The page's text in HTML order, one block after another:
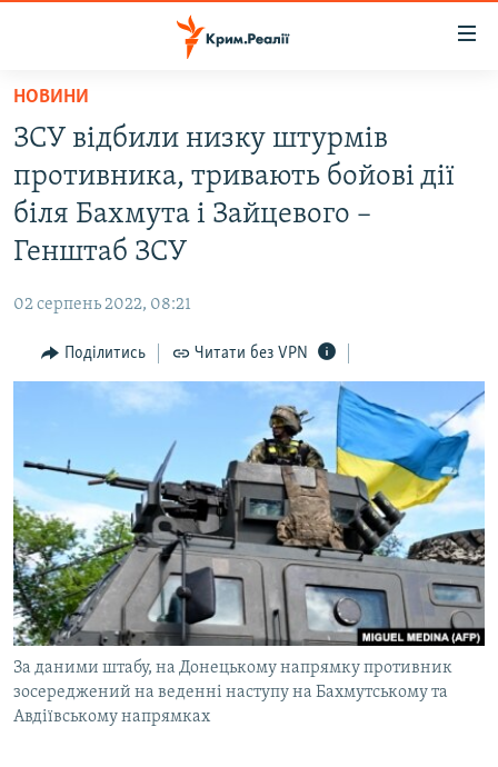
Перейти
основного
матеріалу
Перейти
до
основної
Перейти
пошуку
ВОДА.КРИМ
ВІДЕО ТА ФОТО
ПОЛІТИКА
ПОГЛЯД
ІНТЕРВ'Ю
ДЕПОРТАЦІЯ
ВІДЕОУРОКИ «ELIFBE»
СВІДЧЕННЯ ОКУПАЦІЇ
УКРАЇНСЬКА ПРОБЛЕМА КРИМУ
ІНФОГРАФІКА
ЯК ОБІЙТИ БЛОКУВАННЯ
Русский
Qırımtatar
ДОЛУЧАЙСЯ!
НОВИНИ
ЗСУ відбили низку штурмів
противника, тривають бойові дії
біля Бахмута і Зайцевого –
Генштаб ЗСУ
02 серпень 2022, 08:21
Поділитись Читати без VPN
За даними штабу, на Донецькому напрямку противник
зосереджений на веденні наступу на Бахмутському та
Авдіївському напрямках